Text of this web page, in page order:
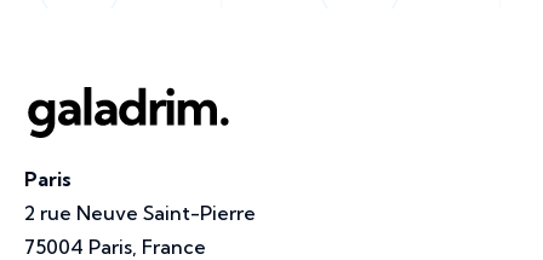
Paris
2 rue Neuve Saint-Pierre
75004 Paris, France